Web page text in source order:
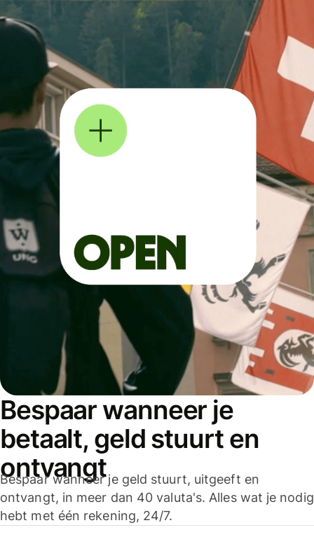
Bespaar wanneer je
betaalt, geld stuurt en
ontvangt
Bespaar wanneer je geld stuurt, uitgeeft en
ontvangt, in meer dan 40 valuta's. Alles wat je nodig
hebt met één rekening, 24/7.